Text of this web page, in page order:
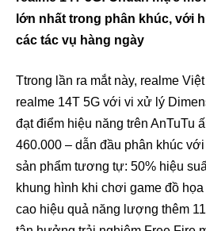
lớn nhất trong phân khúc, với
các tác vụ hàng ngày
Ttrong lần ra mắt này, realme
realme 14T 5G với vi xử lý
đạt điểm hiệu năng trên AnTuTu
460.000 – dẫn đầu phân khúc
sản phẩm tương tự: 50% hiệu
khung hình khi chơi game đồ
cao hiệu quả năng lượng thêm